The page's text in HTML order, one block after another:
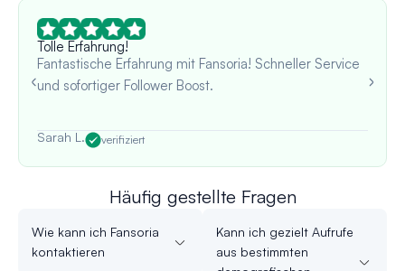
Tolle Erfahrung!
Fantastische Erfahrung mit Fansoria! Schneller Service
und sofortiger Follower Boost.
Sarah L. verifiziert
Häufig gestellte Fragen
Wie kann ich Fansoria
kontaktieren
Kann ich gezielt Aufrufe
aus bestimmten